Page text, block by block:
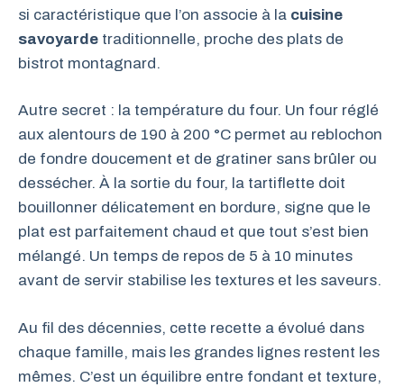
si caractéristique que l’on associe à la cuisine
savoyarde traditionnelle, proche des plats de
bistrot montagnard.
Autre secret : la température du four. Un four réglé
aux alentours de 190 à 200 °C permet au reblochon
de fondre doucement et de gratiner sans brûler ou
dessécher. À la sortie du four, la tartiflette doit
bouillonner délicatement en bordure, signe que le
plat est parfaitement chaud et que tout s’est bien
mélangé. Un temps de repos de 5 à 10 minutes
avant de servir stabilise les textures et les saveurs.
Au fil des décennies, cette recette a évolué dans
chaque famille, mais les grandes lignes restent les
mêmes. C’est un équilibre entre fondant et texture,